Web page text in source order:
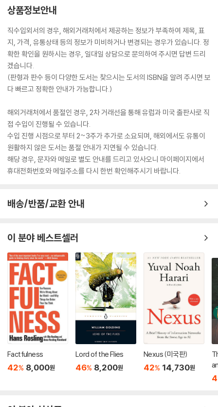
상품정보안내
직수입외서의 경우, 해외거래처에서 제공하는 정보가 부족하여 제목, 표
지, 가격, 유통상태 등의 정보가 미비하거나 변경되는 경우가 있습니다. 정
확한 확인을 원하시는 경우, 일대일 상담으로 문의하여 주시면 답변 드리
겠습니다.
(판형과 판수 등이 다양한 도서는 찾으시는 도서의 ISBN을 알려 주시면 보
다 빠르고 정확한 안내가 가능합니다.)
해외거래처에서 품절인 경우, 2차 거래선을 통해 유럽과 미국 출판사로 직
접 수입이 진행될 수 있습니다.
수입 진행 시점으로 부터 2~3주가 추가로 소요되며, 해외에서도 유통이
원활하지 않은 도서는 품절 안내가 지연될 수 있습니다.
해당 경우, 문자와 메일로 별도 안내를 드리고 있사오니 마이페이지에서
휴대전화번호와 메일주소를 다시 한번 확인해주시기 바랍니다.
배송/반품/교환 안내
이 분야 베스트셀러
Factfulness
42% 8,000원
Lord of the Flies
46% 8,200원
Nexus (미국판)
42% 14,730원
an : 2013 뉴
작